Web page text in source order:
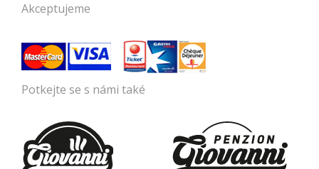
Akceptujeme
Potkejte se s námi také